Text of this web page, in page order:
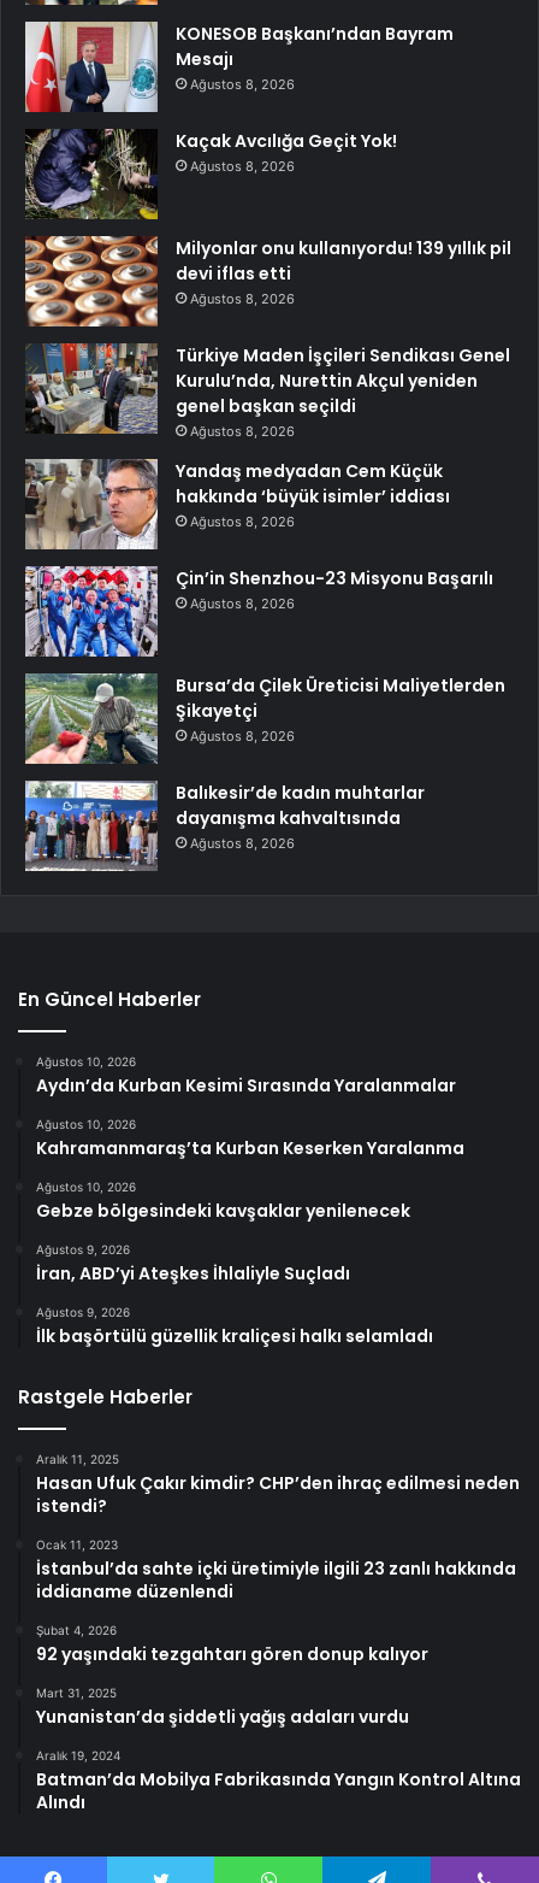
KONESOB Başkanı’ndan Bayram
Mesajı
Ağustos 8, 2026
Kaçak Avcılığa Geçit Yok!
Ağustos 8, 2026
Milyonlar onu kullanıyordu! 139 yıllık pil
devi iflas etti
Ağustos 8, 2026
Türkiye Maden İşçileri Sendikası Genel
Kurulu’nda, Nurettin Akçul yeniden
genel başkan seçildi
Ağustos 8, 2026
Yandaş medyadan Cem Küçük
hakkında ‘büyük isimler’ iddiası
Ağustos 8, 2026
Çin’in Shenzhou-23 Misyonu Başarılı
Ağustos 8, 2026
Bursa’da Çilek Üreticisi Maliyetlerden
Şikayetçi
Ağustos 8, 2026
Balıkesir’de kadın muhtarlar
dayanışma kahvaltısında
Ağustos 8, 2026
En Güncel Haberler
Ağustos 10, 2026
Aydın’da Kurban Kesimi Sırasında Yaralanmalar
Ağustos 10, 2026
Kahramanmaraş’ta Kurban Keserken Yaralanma
Ağustos 10, 2026
Gebze bölgesindeki kavşaklar yenilenecek
Ağustos 9, 2026
İran, ABD’yi Ateşkes İhlaliyle Suçladı
Ağustos 9, 2026
İlk başörtülü güzellik kraliçesi halkı selamladı
Rastgele Haberler
Aralık 11, 2025
Hasan Ufuk Çakır kimdir? CHP’den ihraç edilmesi neden
istendi?
Ocak 11, 2023
İstanbul’da sahte içki üretimiyle ilgili 23 zanlı hakkında
iddianame düzenlendi
Şubat 4, 2026
92 yaşındaki tezgahtarı gören donup kalıyor
Mart 31, 2025
Yunanistan’da şiddetli yağış adaları vurdu
Aralık 19, 2024
Batman’da Mobilya Fabrikasında Yangın Kontrol Altına
Alındı